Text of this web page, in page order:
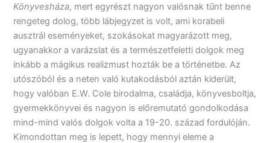
Könyvesháza, mert egyrészt nagyon valósnak tűnt benne
rengeteg dolog, több lábjegyzet is volt, ami korabeli
ausztrál eseményeket, szokásokat magyarázott meg,
ugyanakkor a varázslat és a természetfeletti dolgok meg
inkább a mágikus realizmust hozták be a történetbe. Az
utószóból és a neten való kutakodásból aztán kiderült,
hogy valóban E.W. Cole birodalma, családja, könyvesboltja,
gyermekkönyvei és nagyon is előremutató gondolkodása
mind-mind valós dolgok volta a 19-20. század fordulóján.
Kimondottan meg is lepett, hogy mennyi eleme a